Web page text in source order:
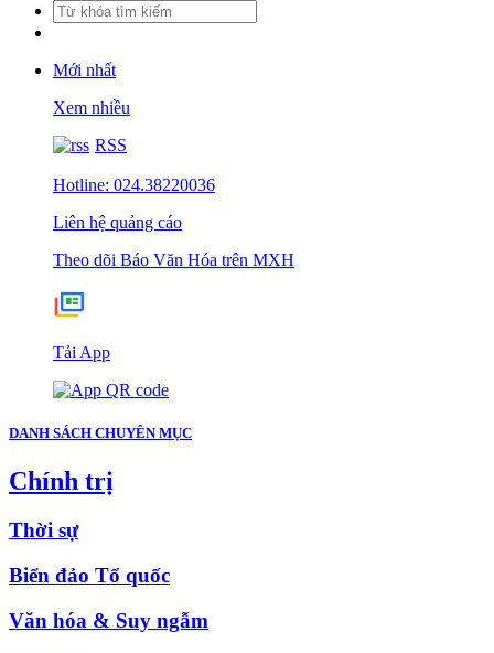
Mới nhất
Xem nhiều
RSS
Hotline: 024.38220036
Liên hệ quảng cáo
Theo dõi Báo Văn Hóa trên MXH
Tải App
DANH SÁCH CHUYÊN MỤC
Chính trị
Thời sự
Biển đảo Tổ quốc
Văn hóa & Suy ngẫm